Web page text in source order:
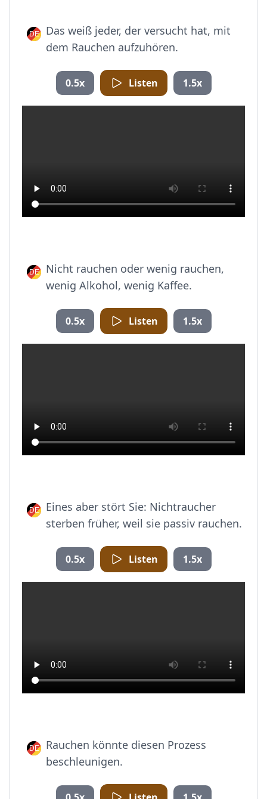
Das weiß jeder, der versucht hat, mit
dem Rauchen aufzuhören.
0.5x Listen 1.5x
Nicht rauchen oder wenig rauchen,
wenig Alkohol, wenig Kaffee.
0.5x Listen 1.5x
Eines aber stört Sie: Nichtraucher
sterben früher, weil sie passiv rauchen.
0.5x Listen 1.5x
Rauchen könnte diesen Prozess
beschleunigen.